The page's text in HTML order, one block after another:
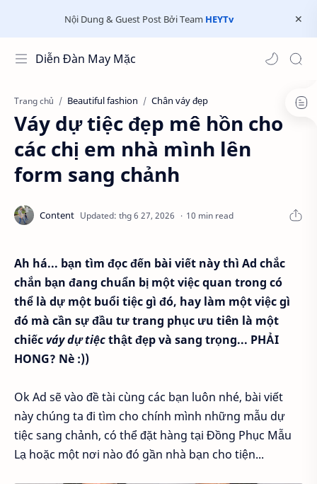
Nội Dung & Guest Post Bởi Team HEYTv
Diễn Đàn May Mặc
Trang chủ Beautiful fashion Chân váy đẹp
Váy dự tiệc đẹp mê hồn cho
các chị em nhà mình lên
form sang chảnh
10 min read
Ah há... bạn tìm đọc đến bài viết này thì Ad chắc
chắn bạn đang chuẩn bị một việc quan trong có
thể là dự một buổi tiệc gì đó, hay làm một việc gì
đó mà cần sự đầu tư trang phục ưu tiên là một
chiếcváy dự tiệcthật đẹp và sang trọng... PHẢI
HONG? Nè :))
Ok Ad sẽ vào đề tài cùng các bạn luôn nhé, bài viết
này chúng ta đi tìm cho chính mình những mẫu dự
tiệc sang chảnh, có thể đặt hàng tại Đồng Phục Mẫu
Lạ hoặc một nơi nào đó gần nhà bạn cho tiện...